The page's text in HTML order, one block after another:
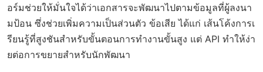
อร์มช่วยให้มั่นใจได้ว่าเอกสารจะพัฒนาไปตามข้อมูลที่ผู้ลงนา
มป้อน ซึ่งช่วยเพิ่มความเป็นส่วนตัว ข้อเสีย ได้แก่ เส้นโค้งการเ
รียนรู้ที่สูงชันสำหรับขั้นตอนการทำงานขั้นสูง แต่ API ทำให้ง่า
ยต่อการขยายสำหรับนักพัฒนา